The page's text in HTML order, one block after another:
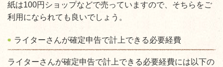
紙は100円ショップなどで売っていますので、そちらをご
利用になられても良いでしょう。
ライターさんが確定申告で計上できる必要経費
ライターさんが確定申告で計上できる必要経費には以下の